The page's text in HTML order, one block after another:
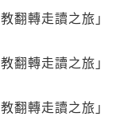
翻轉走讀之旅」
翻轉走讀之旅」
翻轉走讀之旅」